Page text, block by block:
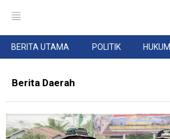
BERITA UTAMA POLITIK HUKUM
Berita Daerah